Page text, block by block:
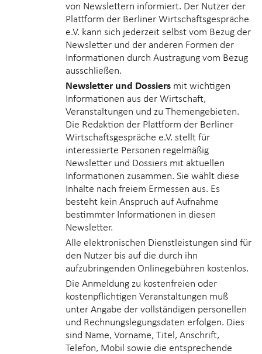
von Newslettern informiert. Der Nutzer der
Plattform der Berliner Wirtschaftsgespräche
e.V. kann sich jederzeit selbst vom Bezug der
Newsletter und der anderen Formen der
Informationen durch Austragung vom Bezug
ausschließen.
Newsletter und Dossiers mit wichtigen
Informationen aus der Wirtschaft,
Veranstaltungen und zu Themengebieten.
Die Redaktion der Plattform der Berliner
Wirtschaftsgespräche e.V. stellt für
interessierte Personen regelmäßig
Newsletter und Dossiers mit aktuellen
Informationen zusammen. Sie wählt diese
Inhalte nach freiem Ermessen aus. Es
besteht kein Anspruch auf Aufnahme
bestimmter Informationen in diesen
Newsletter.
Alle elektronischen Dienstleistungen sind für
den Nutzer bis auf die durch ihn
aufzubringenden Onlinegebühren kostenlos.
Die Anmeldung zu kostenfreien oder
kostenpflichtigen Veranstaltungen muß
unter Angabe der vollständigen personellen
und Rechnungslegungsdaten erfolgen. Dies
sind Name, Vorname, Titel, Anschrift,
Telefon, Mobil sowie die entsprechende